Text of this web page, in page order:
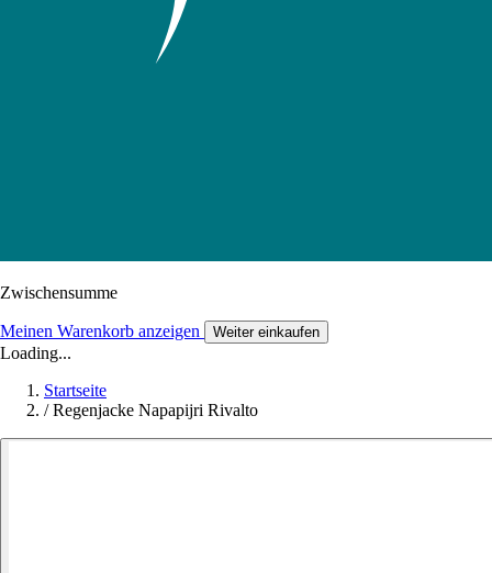
Zwischensumme
Meinen Warenkorb anzeigen Weiter einkaufen
Loading...
Startseite
/ Regenjacke Napapijri Rivalto